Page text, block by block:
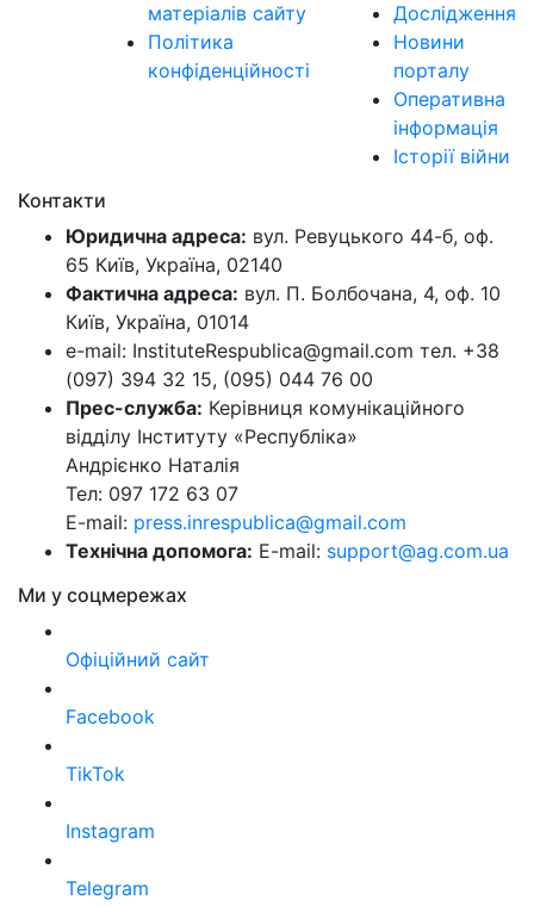
матеріалів сайту
Політика
конфіденційності
Дослідження
Новини
порталу
Оперативна
інформація
Історії війни
Контакти
Юридична адреса: вул. Ревуцького 44-б, оф.
65 Київ, Україна, 02140
Фактична адреса: вул. П. Болбочана, 4, оф. 10
Київ, Україна, 01014
e-mail: InstituteRespublica@gmail.com тел. +38
(097) 394 32 15, (095) 044 76 00
Прес-служба: Керівниця комунікаційного
відділу Інституту «Республіка»
Андрієнко Наталія
Тел: 097 172 63 07
E-mail: press.inrespublica@gmail.com
Технічна допомога: E-mail: support@ag.com.ua
Ми у соцмережах
Офіційний сайт
Facebook
TikTok
Instagram
Telegram